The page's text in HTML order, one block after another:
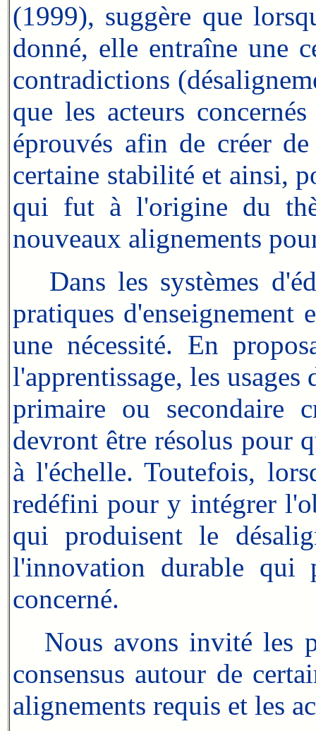
(1999), suggère que
donné, elle entraîne une
contradictions
que les acteurs
éprouvés afin de créer
certaine stabilité et ainsi,
qui fut à l'origine du
nouveaux alignements
Dans les systèmes
pratiques d'enseignement
une nécessité. En
l'apprentissage, les usages
primaire ou secondaire
devront être résolus pour
à l'échelle. Toutefois,
redéfini pour y intégrer
qui produisent le
l'innovation durable qui
concerné.
Nous avons invité les
consensus autour de
alignements requis et les